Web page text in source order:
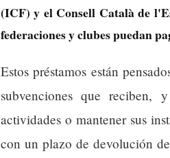
(ICF) y el Consell Català de
federaciones y clubes puedan
Estos préstamos están
subvenciones que reciben,
actividades o mantener sus
con un plazo de devolución